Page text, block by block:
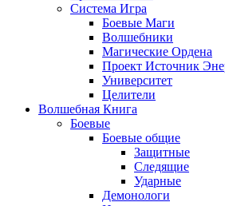
Система Игра
Боевые Маги
Волшебники
Магические Ордена
Проект Источник
Университет
Целители
Волшебная Книга
Боевые
Боевые общие
Защитные
Следящие
Ударные
Демонологи